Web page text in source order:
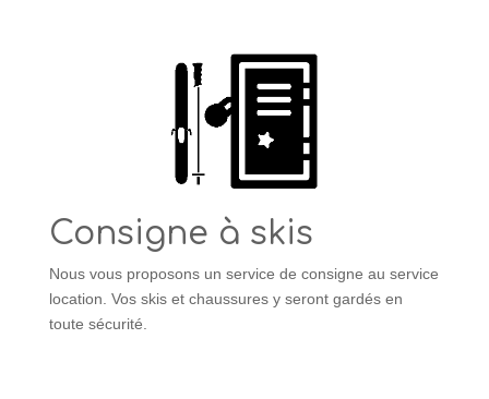
Consigne à skis
Nous vous proposons un service de consigne au service
location. Vos skis et chaussures y seront gardés en
toute sécurité.